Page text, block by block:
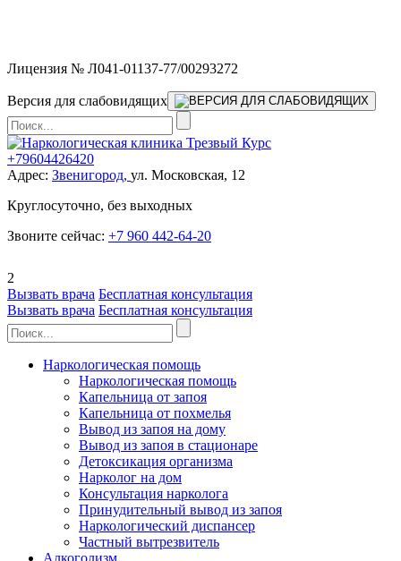
Лицензия № Л041-01137-77/00293272
Версия для слабовидящих
+79604426420
Адрес: Звенигород, ул. Московская, 12
Круглосуточно, без выходных
Звоните сейчас: +7 960 442-64-20
2
Вызвать врача Бесплатная консультация
Вызвать врача Бесплатная консультация
Наркологическая помощь
Наркологическая помощь
Капельница от запоя
Капельница от похмелья
Вывод из запоя на дому
Вывод из запоя в стационаре
Детоксикация организма
Нарколог на дом
Консультация нарколога
Принудительный вывод из запоя
Наркологический диспансер
Частный вытрезвитель
Алкоголизм